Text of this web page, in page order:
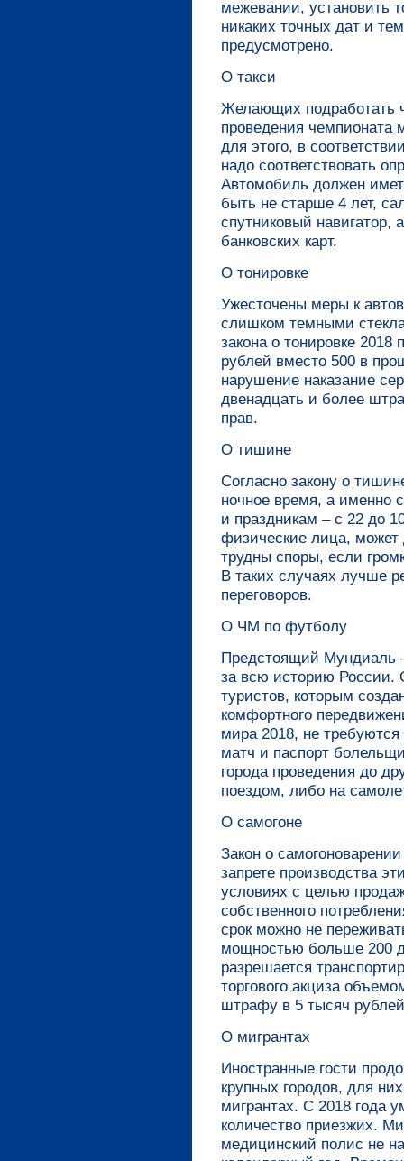
межевании, установить
никаких точных дат и
предусмотрено.
О такси
Желающих подработать
проведения чемпионата
для этого, в
надо соответствовать
Автомобиль должен
быть не старше 4 лет,
спутниковый навигатор,
банковских карт.
О тонировке
Ужесточены меры к
слишком темными
закона о тонировке
рублей вместо 500 в
нарушение наказание
двенадцать и более
прав.
О тишине
Согласно закону о
ночное время, а именно
и праздникам – с 22 до
физические лица, может
трудны споры, если
В таких случаях лучше
переговоров.
О ЧМ по футболу
Предстоящий Мундиаль
за всю историю
туристов, которым
комфортного
мира 2018, не
матч и паспорт
города проведения до
поездом, либо на
О самогоне
Закон о
запрете производства
условиях с целью
собственного
срок можно не
мощностью больше 200
разрешается
торгового акциза
штрафу в 5 тысяч
О мигрантах
Иностранные гости
крупных городов, для
мигрантах. С 2018 года
количество приезжих.
медицинский полис не